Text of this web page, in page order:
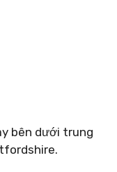
bên dưới trung